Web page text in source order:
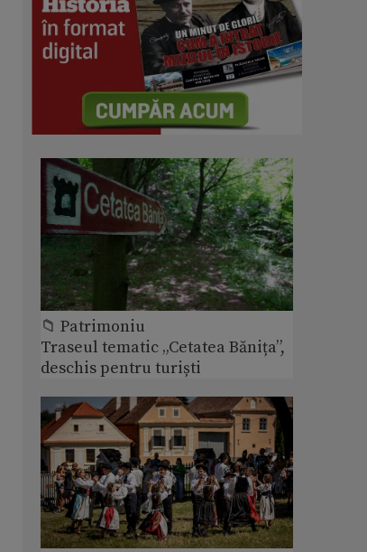
📁 Patrimoniu
Traseul tematic „Cetatea Bănița”,
deschis pentru turiști